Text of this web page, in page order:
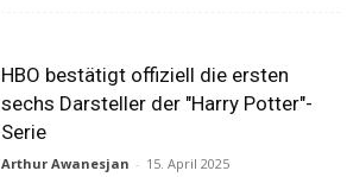
HBO bestätigt offiziell die ersten
sechs Darsteller der "Harry Potter"-
Serie
Arthur Awanesjan - 15. April 2025